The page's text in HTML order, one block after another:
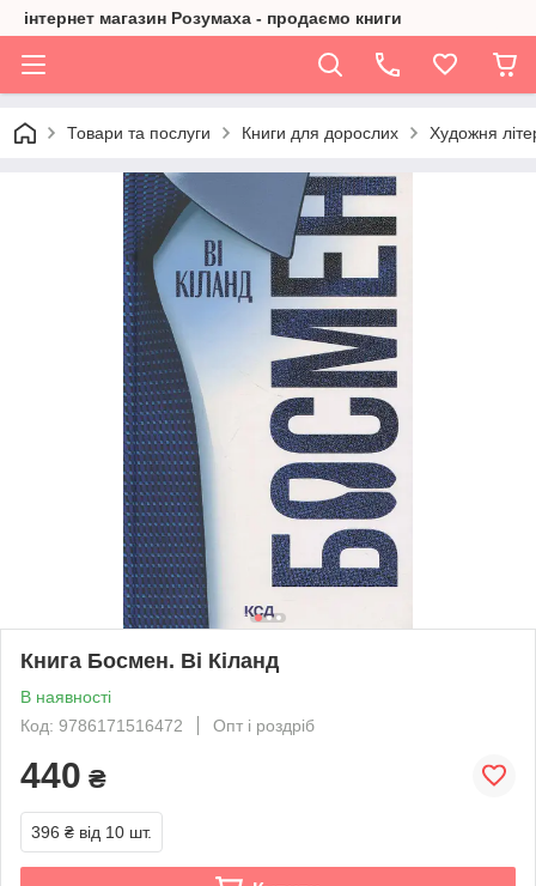
інтернет магазин Розумаха - продаємо книги
Товари та послуги Книги для дорослих Художня
Книга Босмен. Ві Кіланд
В наявності
Код: 9786171516472
Опт і роздріб
440 ₴
396 ₴ від 10 шт.